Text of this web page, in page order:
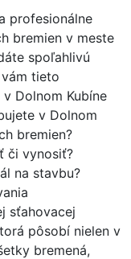
profesionálne
bremien v meste
spoľahlivú
tieto
Dolnom Kubíne
v Dolnom
bremien?
či vynosiť?
na stavbu?
sťahovacej
pôsobí nielen v
bremená,